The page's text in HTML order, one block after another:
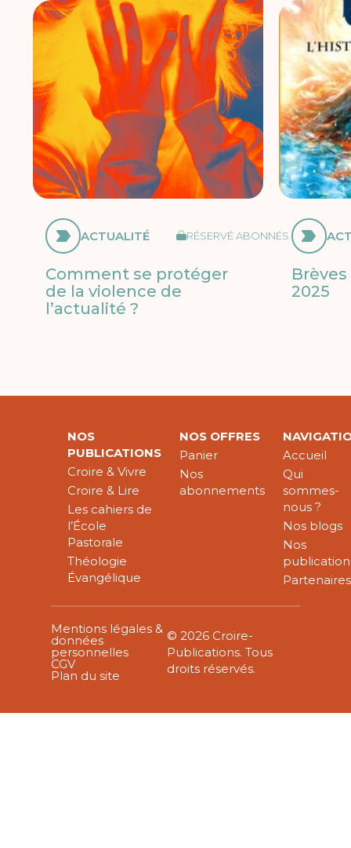
ACTUALITÉ RÉSERVÉ ABONNÉS
Comment se protéger
de la violence de
l’actualité ?
2025
NOS
PUBLICATIONS
Croire & Vivre
Croire & Lire
Les cahiers de
l’École
Pastorale
Théologie
Évangélique
NOS OFFRES
Panier
Nos
abonnements
Accueil
Qui
sommes-
nous ?
Nos blogs
Nos
Partenaires
Mentions légales &
données
personnelles
CGV
Plan du site
© 2026 Croire-
Publications. Tous
droits réservés.